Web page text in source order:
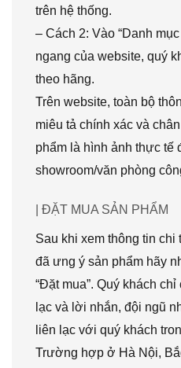
trên hệ thống.
– Cách 2: Vào “Danh
ngang của website, quý
theo hãng.
Trên website, toàn bộ
miêu tả chính xác và
phẩm là hình ảnh thực tế
showroom/văn phòng
| ĐẶT MUA SẢN PHẨM
Sau khi xem thông tin chi
đã ưng ý sản phẩm hãy
“Đặt mua”. Quý khách
lạc và lời nhắn, đội ngũ
liên lạc với quý khách
Trường hợp ở Hà Nội,